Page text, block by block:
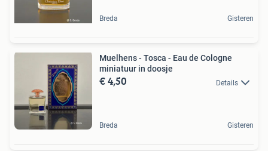
Breda Gisteren
Muelhens - Tosca - Eau de Cologne
miniatuur in doosje
€ 4,50 Details
Breda Gisteren